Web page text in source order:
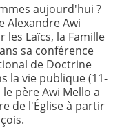
aujourd'hui ?
Alexandre Awi
les Laïcs, la Famille
sa conférence
de Doctrine
la vie publique (11-
père Awi Mello a
de l'Église à partir